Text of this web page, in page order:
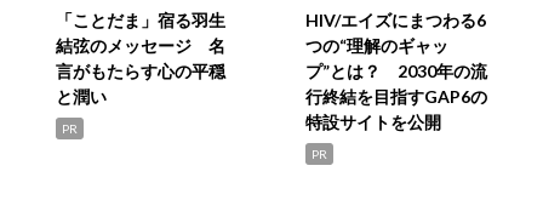
「ことだま」宿る羽生
結弦のメッセージ 名
言がもたらす心の平穏
と潤い
PR
HIV/エイズにまつわる6
つの“理解のギャッ
プ”とは？ 2030年の流
行終結を目指すGAP6の
特設サイトを公開
PR